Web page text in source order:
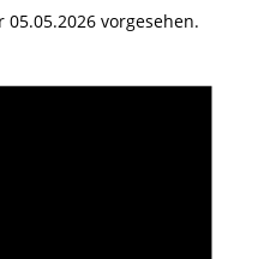
vorgesehen.